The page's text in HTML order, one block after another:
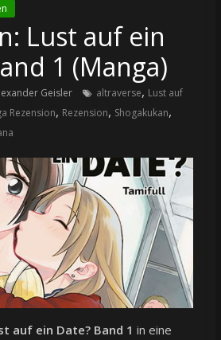
Lust auf ein
1 (Manga)
Geisler altraverse, Lust auf
Rezension, Rezension, Shogakukan,
auf ein Date? Band 1 in eine